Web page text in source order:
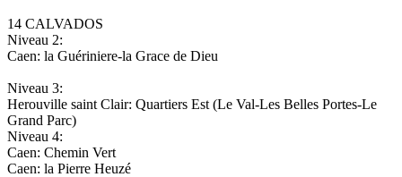
14 CALVADOS
Niveau 2:
Caen: la Guériniere-la Grace de Dieu
Niveau 3:
Herouville saint Clair: Quartiers Est (Le Val-Les Belles Portes-Le
Grand Parc)
Niveau 4:
Caen: Chemin Vert
Caen: la Pierre Heuzé